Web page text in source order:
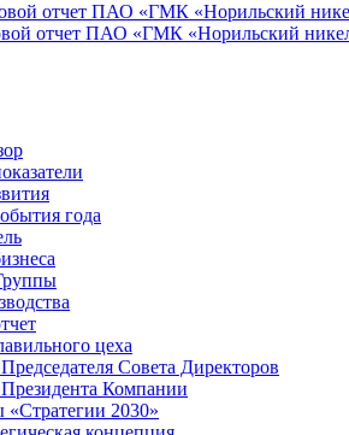
отчет ПАО «ГМК «Норильский
отчет ПАО «ГМК «Норильский
года
цеха
Совета Директоров
Компании
2030»